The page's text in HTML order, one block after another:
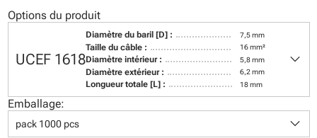
Options du produit
UCEF 1618
Diamètre du baril [D] : 7,5 mm
Taille du câble : 16 mm²
Diamètre intérieur : 5,8 mm
Diamètre extérieur : 6,2 mm
Longueur totale [L] : 18 mm
keyboard_arrow_down
Emballage:
pack 1000 pcs keyboard_arrow_down